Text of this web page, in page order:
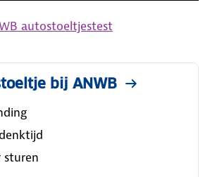
autostoeltjestest
bij ANWB
sturen